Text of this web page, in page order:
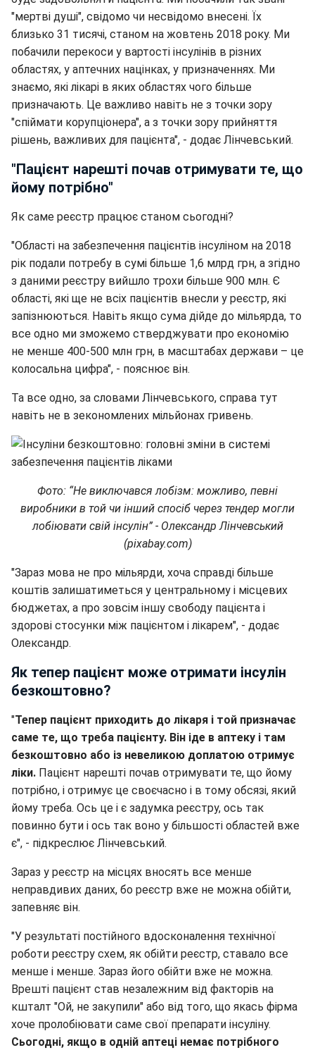
"мертві душі", свідомо чи несвідомо внесені. Їх
близько 31 тисячі, станом на жовтень 2018 року. Ми
побачили перекоси у вартості інсулінів в різних
областях, у аптечних націнках, у призначеннях. Ми
знаємо, які лікарі в яких областях чого більше
призначають. Це важливо навіть не з точки зору
"спіймати корупціонера", а з точки зору прийняття
рішень, важливих для пацієнта", - додає Лінчевський.
"Пацієнт нарешті почав отримувати те, що
йому потрібно"
Як саме реєстр працює станом сьогодні?
"Області на забезпечення пацієнтів інсуліном на 2018
рік подали потребу в сумі більше 1,6 млрд грн, а згідно
з даними реєстру вийшло трохи більше 900 млн. Є
області, які ще не всіх пацієнтів внесли у реєстр, які
запізнюються. Навіть якщо сума дійде до мільярда, то
все одно ми зможемо стверджувати про економію
не менше 400-500 млн грн, в масштабах держави – це
колосальна цифра", - пояснює він.
Та все одно, за словами Лінчевського, справа тут
навіть не в зекономлених мільйонах гривень.
Фото: “Не виключався лобізм: можливо, певні
виробники в той чи інший спосіб через тендер могли
лобіювати свій інсулін” - Олександр Лінчевський
(pixabay.com)
"Зараз мова не про мільярди, хоча справді більше
коштів залишатиметься у центральному і місцевих
бюджетах, а про зовсім іншу свободу пацієнта і
здорові стосунки між пацієнтом і лікарем", - додає
Олександр.
Як тепер пацієнт може отримати інсулін
безкоштовно?
"Тепер пацієнт приходить до лікаря і той призначає
саме те, що треба пацієнту. Він іде в аптеку і там
безкоштовно або із невеликою доплатою отримує
ліки. Пацієнт нарешті почав отримувати те, що йому
потрібно, і отримує це своєчасно і в тому обсязі, який
йому треба. Ось це і є задумка реєстру, ось так
повинно бути і ось так воно у більшості областей вже
є", - підкреслює Лінчевський.
Зараз у реєстр на місцях вносять все менше
неправдивих даних, бо реєстр вже не можна обійти,
запевняє він.
"У результаті постійного вдосконалення технічної
роботи реєстру схем, як обійти реєстр, ставало все
менше і менше. Зараз його обійти вже не можна.
Врешті пацієнт став незалежним від факторів на
кшталт "Ой, не закупили" або від того, що якась фірма
хоче пролобіювати саме свої препарати інсуліну.
Сьогодні, якщо в одній аптеці немає потрібного